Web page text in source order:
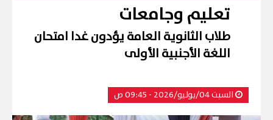
تعليم وجامعات
طلاب الثانوية العامة يؤدون غدا امتحان
اللغة الأجنبية الأولى
السبت 04/يوليو/2026 - 09:45 ص